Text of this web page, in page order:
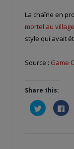
La chaîne en
mortel au
style qui avait
Source : Game
Share this:
Cliquez
pour
partager